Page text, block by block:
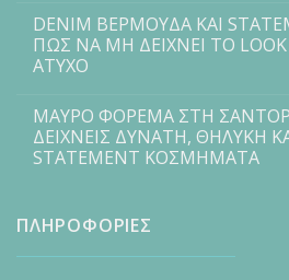
DENIM ΒΕΡΜΟΥΔΑ ΚΑΙ
ΠΩΣ ΝΑ ΜΗ ΔΕΙΧΝΕΙ ΤΟ
ΑΤΥΧΟ
ΜΑΥΡΟ ΦΟΡΕΜΑ ΣΤΗ
ΔΕΙΧΝΕΙΣ ΔΥΝΑΤΗ, ΘΗΛΥΚΗ
STATEMENT ΚΟΣΜΗΜΑΤΑ
ΠΛΗΡΟΦΟΡΙΕΣ